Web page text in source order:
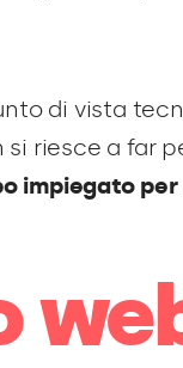
di vista
riesce a far
impiegato